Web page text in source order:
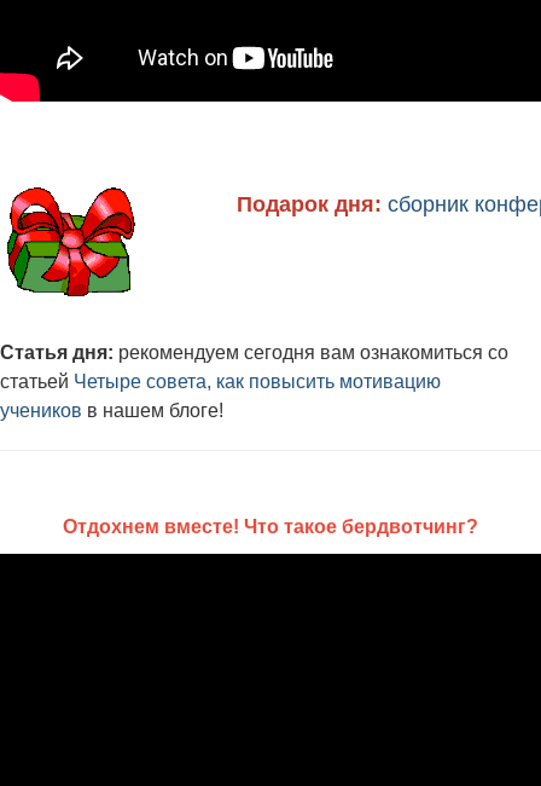
Подарок дня: сборник
Статья дня: рекомендуем сегодня вам ознакомиться со
статьей Четыре совета, как повысить мотивацию
учеников в нашем блоге!
Отдохнем вместе! Что такое бердвотчинг?